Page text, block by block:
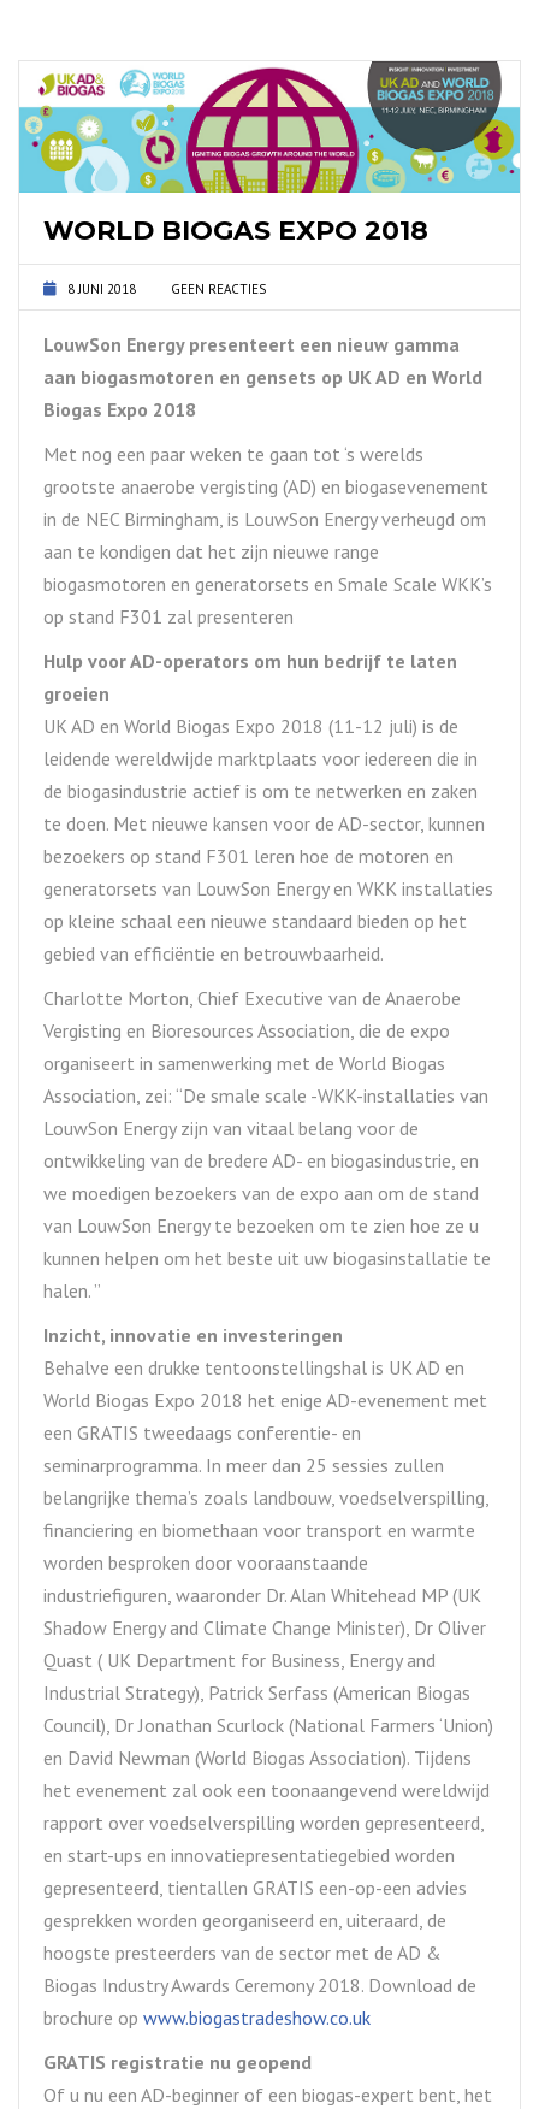
WORLD BIOGAS EXPO 2018
8 JUNI 2018 GEEN REACTIES
LouwSon Energy presenteert een nieuw gamma
aan biogasmotoren en gensets op UK AD en World
Biogas Expo 2018
Met nog een paar weken te gaan tot ‘s werelds
grootste anaerobe vergisting (AD) en biogasevenement
in de NEC Birmingham, is LouwSon Energy verheugd om
aan te kondigen dat het zijn nieuwe range
biogasmotoren en generatorsets en Smale Scale WKK’s
op stand F301 zal presenteren
Hulp voor AD-operators om hun bedrijf te laten
groeien
UK AD en World Biogas Expo 2018 (11-12 juli) is de
leidende wereldwijde marktplaats voor iedereen die in
de biogasindustrie actief is om te netwerken en zaken
te doen. Met nieuwe kansen voor de AD-sector, kunnen
bezoekers op stand F301 leren hoe de motoren en
generatorsets van LouwSon Energy en WKK installaties
op kleine schaal een nieuwe standaard bieden op het
gebied van efficiëntie en betrouwbaarheid.
Charlotte Morton, Chief Executive van de Anaerobe
Vergisting en Bioresources Association, die de expo
organiseert in samenwerking met de World Biogas
Association, zei: “De smale scale -WKK-installaties van
LouwSon Energy zijn van vitaal belang voor de
ontwikkeling van de bredere AD- en biogasindustrie, en
we moedigen bezoekers van de expo aan om de stand
van LouwSon Energy te bezoeken om te zien hoe ze u
kunnen helpen om het beste uit uw biogasinstallatie te
halen. ”
Inzicht, innovatie en investeringen
Behalve een drukke tentoonstellingshal is UK AD en
World Biogas Expo 2018 het enige AD-evenement met
een GRATIS tweedaags conferentie- en
seminarprogramma. In meer dan 25 sessies zullen
belangrijke thema’s zoals landbouw, voedselverspilling,
financiering en biomethaan voor transport en warmte
worden besproken door vooraanstaande
industriefiguren, waaronder Dr. Alan Whitehead MP (UK
Shadow Energy and Climate Change Minister), Dr Oliver
Quast ( UK Department for Business, Energy and
Industrial Strategy), Patrick Serfass (American Biogas
Council), Dr Jonathan Scurlock (National Farmers ‘Union)
en David Newman (World Biogas Association). Tijdens
het evenement zal ook een toonaangevend wereldwijd
rapport over voedselverspilling worden gepresenteerd,
en start-ups en innovatiepresentatiegebied worden
gepresenteerd, tientallen GRATIS een-op-een advies
gesprekken worden georganiseerd en, uiteraard, de
hoogste presteerders van de sector met de AD &
Biogas Industry Awards Ceremony 2018. Download de
brochure op www.biogastradeshow.co.uk
GRATIS registratie nu geopend
Of u nu een AD-beginner of een biogas-expert bent, het